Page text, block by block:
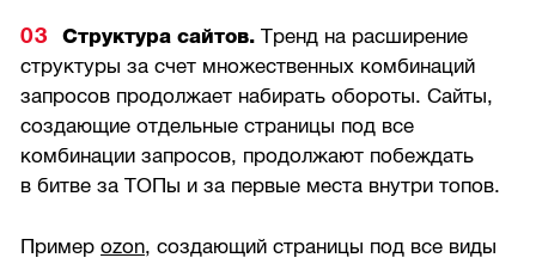
Структура сайтов.Тренд на расширение
структуры за счет множественных комбинаций
запросов продолжает набирать обороты. Сайты,
создающие отдельные страницы под все
комбинации запросов, продолжают побеждать
в битве за ТОПы и за первые места внутри топов.
Примерozon, создающий страницы под все виды